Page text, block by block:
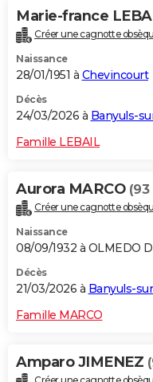
Marie-france
Créer une cagnotte
Naissance
28/01/1951 à Chevincourt
Décès
24/03/2026 à Banyuls-
Famille LEBAIL
Aurora MARCO (93
Créer une cagnotte
Naissance
08/09/1932 à OLMEDO
Décès
21/03/2026 à Banyuls-
Famille MARCO
Amparo JIMENEZ